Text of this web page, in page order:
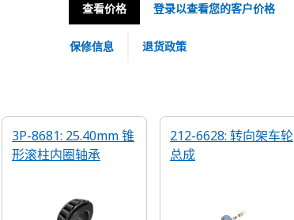
查看价格 登录以查看您的客户价格
保修信息 退货政策
3P-8681: 25.40mm 锥
形滚柱内圈轴承
212-6628: 转向架车轮
总成